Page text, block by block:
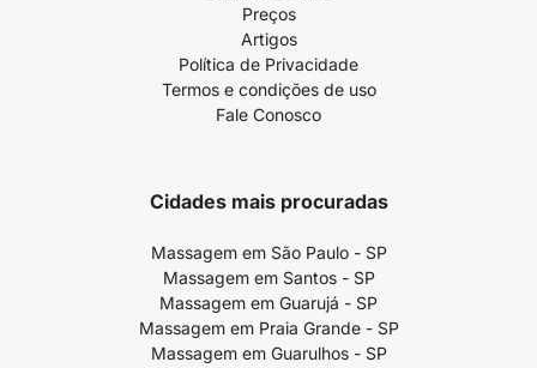
Preços
Artigos
Política de Privacidade
Termos e condições de uso
Fale Conosco
Cidades mais procuradas
Massagem em São Paulo - SP
Massagem em Santos - SP
Massagem em Guarujá - SP
Massagem em Praia Grande - SP
Massagem em Guarulhos - SP